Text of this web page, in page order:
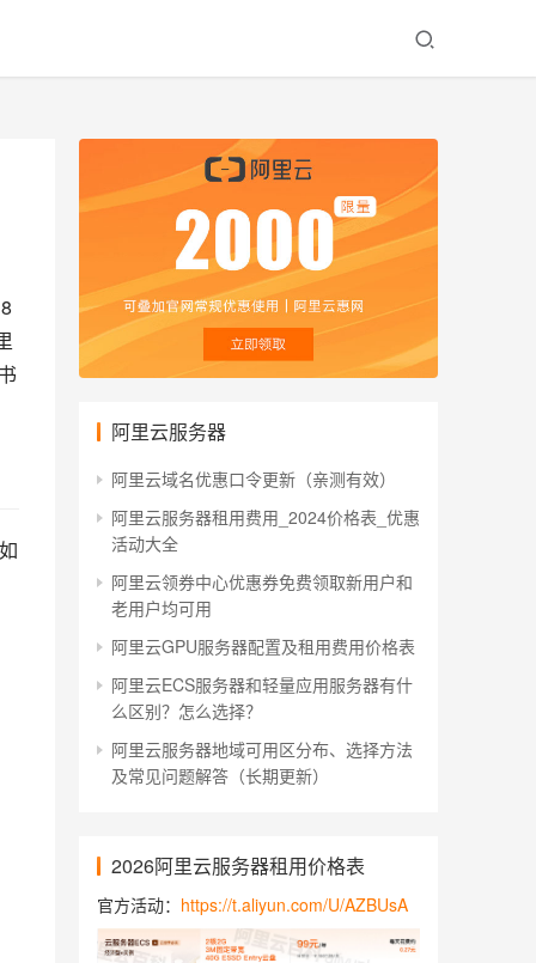
阿里云服务器
阿里云域名优惠口令更新（亲测有效）
阿里云服务器租用费用_2024价格表_优惠
活动大全
阿里云领券中心优惠券免费领取新用户和
老用户均可用
阿里云GPU服务器配置及租用费用价格表
阿里云ECS服务器和轻量应用服务器有什
么区别？怎么选择？
阿里云服务器地域可用区分布、选择方法
及常见问题解答（长期更新）
2026阿里云服务器租用价格表
官方活动： https://t.aliyun.com/U/AZBUsA